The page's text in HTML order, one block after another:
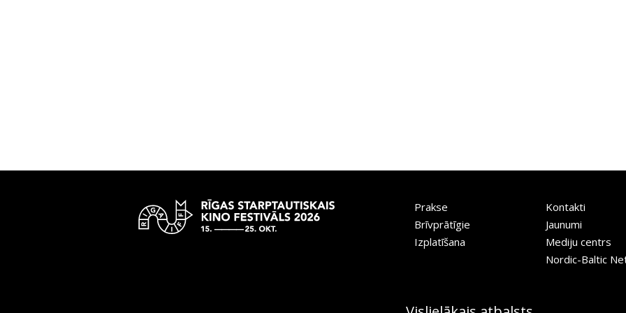
Prakse
Brīvprātīgie
Izplatīšana
Kontakti
Jaunumi
Mediju centrs
Nordic-Baltic